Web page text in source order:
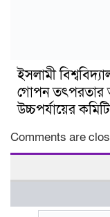
ইসলামী
গোপন তৎপরতার
উচ্চপর্যায়ের কমিটি
Comments are